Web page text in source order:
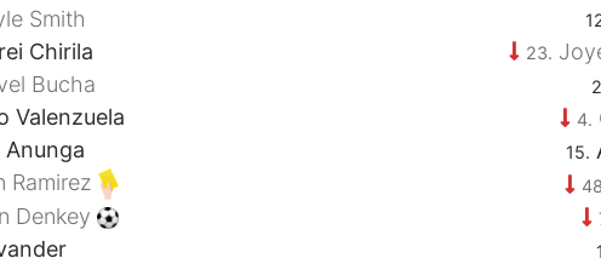
Smith
Chirila
Bucha
Valenzuela
Anunga
Ramirez
Denkey
23.
4.
15.